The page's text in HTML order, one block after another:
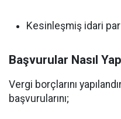
Kesinleşmiş idari
Başvurular Nasıl
Vergi borçlarını
başvurularını;